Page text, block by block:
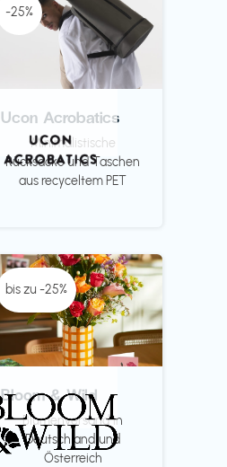
-25%
Ucon Acrobatics
Minimalistische
Rücksäcke und Taschen
aus recyceltem PET
bis zu -25%
Bloom & Wild
Blumenversand in
Deutschland und
Österreich